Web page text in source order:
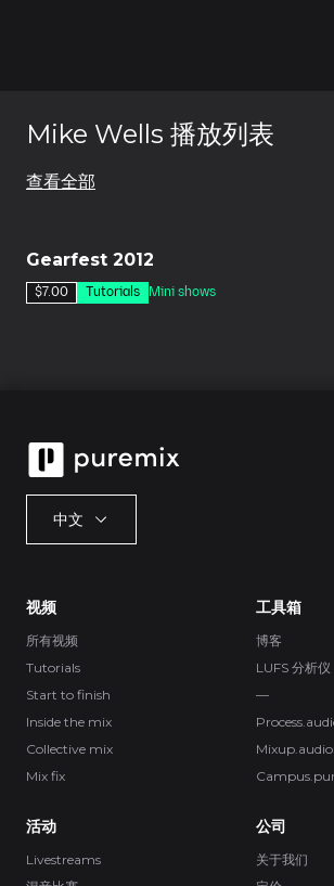
Mike Wells 播放列表
查看全部
Gearfest 2012
$7.00 Tutorials Mini shows
中文
视频
所有视频
Tutorials
Start to finish
Inside the mix
Collective mix
Mix fix
工具箱
博客
LUFS 分析仪
—
Mixup.audio
活动
Livestreams
公司
关于我们